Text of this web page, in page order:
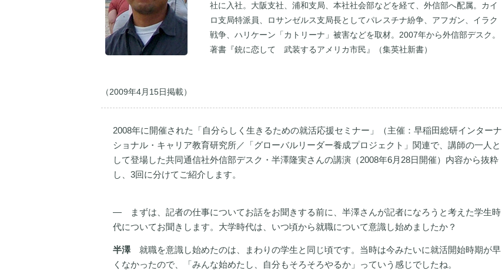
社に入社。大阪支社、浦和支局、本社社会部などを経て、外信部へ配属。カイ
ロ支局特派員、ロサンゼルス支局長としてパレスチナ紛争、アフガン、イラク
戦争、ハリケーン「カトリーナ」被害などを取材。2007年から外信部デスク。
著書『銃に恋して 武装するアメリカ市民』（集英社新書）
（2009年4月15日掲載）
2008年に開催された「自分らしく生きるための就活応援セミナー」（主催：早稲田総研インターナ
ショナル・キャリア教育研究所／「グローバルリーダー養成プロジェクト」関連で、講師の一人と
して登場した共同通信社外信部デスク・半澤隆実さんの講演（2008年6月28日開催）内容から抜粋
し、3回に分けてご紹介します。
― まずは、記者の仕事についてお話をお聞きする前に、半澤さんが記者になろうと考えた学生時
代についてお聞きします。大学時代は、いつ頃から就職について意識し始めましたか？
半澤就職を意識し始めたのは、まわりの学生と同じ頃です。当時は今みたいに就活開始時期が早
くなかったので、「みんな始めたし、自分もそろそろやるか」っていう感じでしたね。